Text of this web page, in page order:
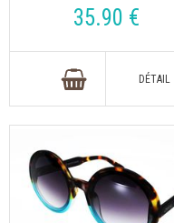
forme ronde rétro
oversize tendance
dessinée en italie
35.90 €